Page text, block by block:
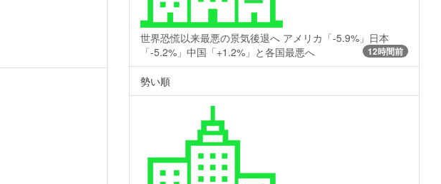
世界恐慌以来最悪の景気後退へ アメリカ「-5.9%」日本
「-5.2%」中国「+1.2%」と各国最悪へ
12時間前
勢い順